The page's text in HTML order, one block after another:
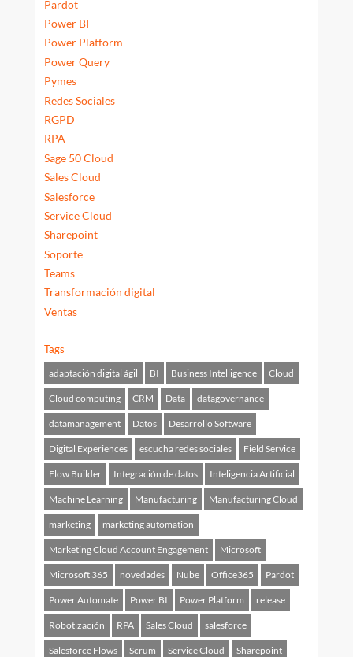
Pardot
Power BI
Power Platform
Power Query
Pymes
Redes Sociales
RGPD
RPA
Sage 50 Cloud
Sales Cloud
Salesforce
Service Cloud
Sharepoint
Soporte
Teams
Transformación digital
Ventas
Tags
adaptación digital ágil BI Business Intelligence Cloud
Cloud computing CRM Data datagovernance
datamanagement Datos Desarrollo Software
Digital Experiences escucha redes sociales Field Service
Flow Builder Integración de datos Inteligencia Artificial
Machine Learning Manufacturing Manufacturing Cloud
marketing marketing automation
Marketing Cloud Account Engagement Microsoft
Microsoft 365 novedades Nube Office365 Pardot
Power Automate Power BI Power Platform release
Robotización RPA Sales Cloud salesforce
Salesforce Flows Scrum Service Cloud Sharepoint